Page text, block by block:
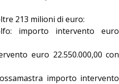
213 milioni di euro:
importo intervento euro
euro 22.550.000,00 con
importo intervento